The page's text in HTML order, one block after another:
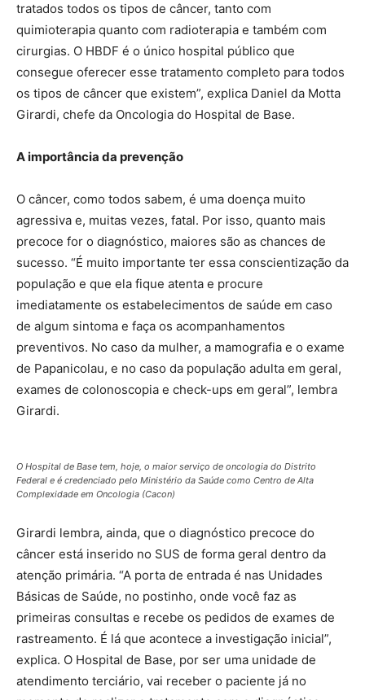
tratados todos os tipos de câncer, tanto com
quimioterapia quanto com radioterapia e também com
cirurgias. O HBDF é o único hospital público que
consegue oferecer esse tratamento completo para todos
os tipos de câncer que existem”, explica Daniel da Motta
Girardi, chefe da Oncologia do Hospital de Base.
A importância da prevenção
O câncer, como todos sabem, é uma doença muito
agressiva e, muitas vezes, fatal. Por isso, quanto mais
precoce for o diagnóstico, maiores são as chances de
sucesso. “É muito importante ter essa conscientização da
população e que ela fique atenta e procure
imediatamente os estabelecimentos de saúde em caso
de algum sintoma e faça os acompanhamentos
preventivos. No caso da mulher, a mamografia e o exame
de Papanicolau, e no caso da população adulta em geral,
exames de colonoscopia e check-ups em geral”, lembra
Girardi.
O Hospital de Base tem, hoje, o maior serviço de oncologia do Distrito
Federal e é credenciado pelo Ministério da Saúde como Centro de Alta
Complexidade em Oncologia (Cacon)
Girardi lembra, ainda, que o diagnóstico precoce do
câncer está inserido no SUS de forma geral dentro da
atenção primária. “A porta de entrada é nas Unidades
Básicas de Saúde, no postinho, onde você faz as
primeiras consultas e recebe os pedidos de exames de
rastreamento. É lá que acontece a investigação inicial”,
explica. O Hospital de Base, por ser uma unidade de
atendimento terciário, vai receber o paciente já no